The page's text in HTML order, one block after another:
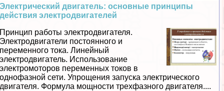
Электрический двигатель: основные принципы
действия электродвигателей
Принцип работы электродвигателя.
Электродвигатели постоянного и
переменного тока. Линейный
электродвигатель. Использование
электромоторов переменных токов в
однофазной сети. Упрощения запуска электрического
двигателя. Формула мощности трехфазного двигателя....